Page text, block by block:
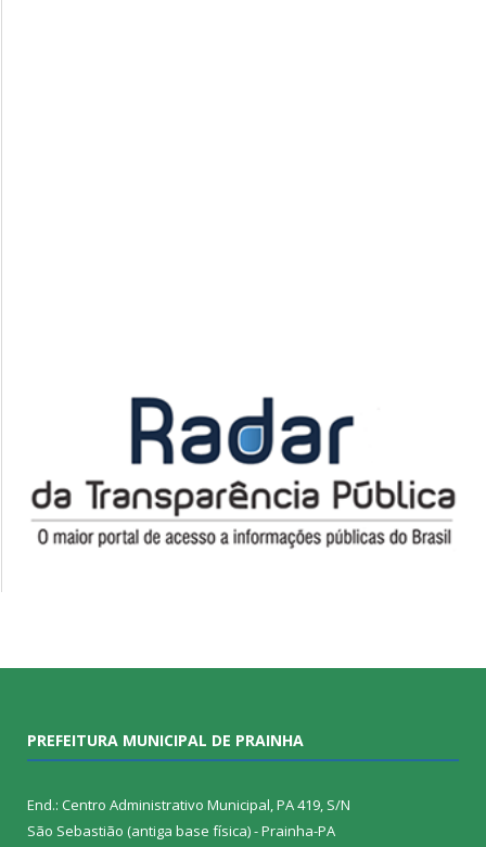
PREFEITURA MUNICIPAL DE PRAINHA
End.: Centro Administrativo Municipal, PA 419, S/N
São Sebastião (antiga base física) - Prainha-PA